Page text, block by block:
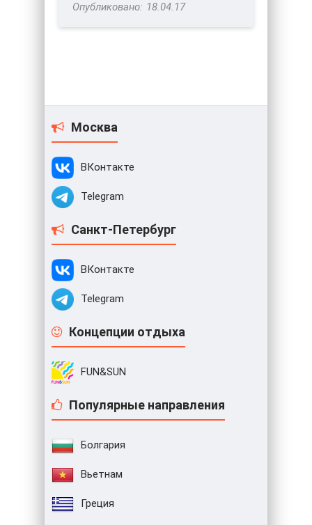
18.04.17
Москва
ВКонтакте
Telegram
Санкт-Петербург
ВКонтакте
Telegram
Концепции отдыха
FUN&SUN
Популярные направления
Болгария
Вьетнам
Греция